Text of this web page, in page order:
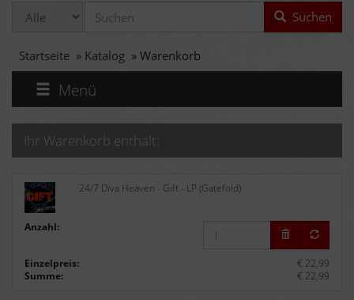
Suchen
Startseite » Katalog » Warenkorb
Menü
Ihr Warenkorb enthält:
24/7 Diva Heaven - Gift - LP (Gatefold)
Anzahl:
Einzelpreis:
€ 22,99
Summe:
€ 22,99